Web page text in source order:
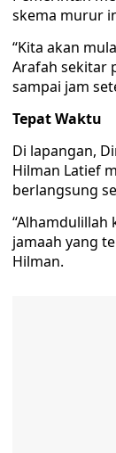
skema murur
“Kita akan
Arafah sekitar
sampai jam
Tepat Waktu
Di lapangan,
Hilman Latief
berlangsung
“Alhamdulillah
jamaah yang
Hilman.